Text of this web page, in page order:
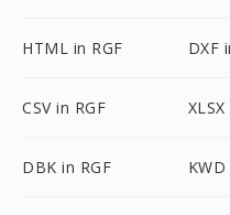
HTML in RGF DXF
CSV in RGF
DBK in RGF KWD